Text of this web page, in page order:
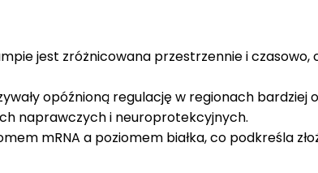
jest zróżnicowana przestrzennie i
opóźnioną regulację w regionach bardziej
naprawczych i neuroprotekcyjnych.
mRNA a poziomem białka, co podkreśla